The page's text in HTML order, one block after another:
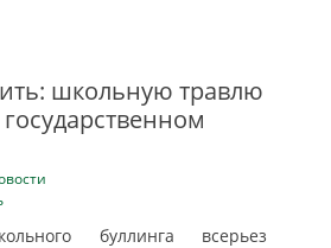
школьную травлю
буллинга всерьез